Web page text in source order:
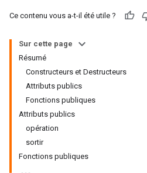
Ce contenu vous a-t-il été utile ?
Sur cette page
Résumé
Constructeurs et Destructeurs
Attributs publics
Fonctions publiques
Attributs publics
opération
sortir
Fonctions publiques